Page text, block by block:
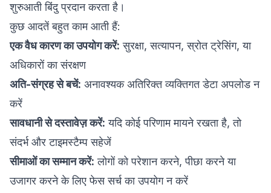
शुरुआती बिंदु प्रदान करता है।
कुछ आदतें बहुत काम आती हैं:
एक वैध कारण का उपयोग करें: सुरक्षा, सत्यापन, स्रोत ट्रेसिंग, या
अधिकारों का संरक्षण
अति-संग्रह से बचें: अनावश्यक अतिरिक्त व्यक्तिगत डेटा अपलोड न
करें
सावधानी से दस्तावेज़ करें: यदि कोई परिणाम मायने रखता है, तो
संदर्भ और टाइमस्टैम्प सहेजें
सीमाओं का सम्मान करें: लोगों को परेशान करने, पीछा करने या
उजागर करने के लिए फेस सर्च का उपयोग न करें